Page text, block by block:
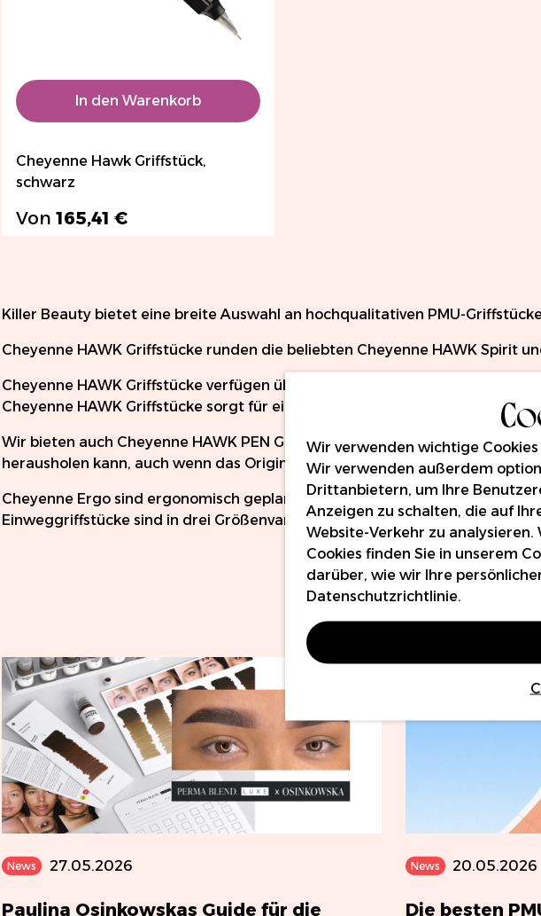
In den Warenkorb
Cheyenne Hawk Griffstück,
schwarz
Von 165,41 €
Killer Beauty bietet eine breite Auswahl an hochqualitativen PMU-
Cheyenne HAWK Griffstücke runden die beliebten Cheyenne HAWK Spirit
Cheyenne HAWK Griffstücke verfügen über ein Klick-System, mit dem das
Cheyenne HAWK Griffstücke sorgt für einen bequemen und sicheren Halt
Wir bieten auch Cheyenne HAWK PEN Griffstücke in verschiedenen
herausholen kann, auch wenn das Originalgriffstück gerade autoklaviert
Cheyenne Ergo sind ergonomisch geplante sterile Einweggriffstücke aus
Einweggriffstücke sind in drei Größenvarianten erhältlich: Long (lang), One
News 27.05.2026
Paulina Osinkowskas Guide für die
News 20.05.2026
Die besten
Wir verwenden wichtige
Wir verwenden außerdem
Drittanbietern, um Ihre
Anzeigen zu schalten, die auf
Website-Verkehr zu
Cookies finden Sie in unserem
darüber, wie wir Ihre
Datenschutzrichtlinie.